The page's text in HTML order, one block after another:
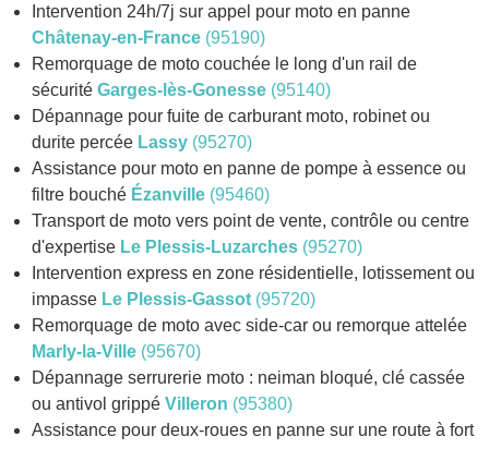
Intervention 24h/7j sur appel pour moto en panne
Châtenay-en-France (95190)
Remorquage de moto couchée le long d'un rail de
sécurité Garges-lès-Gonesse (95140)
Dépannage pour fuite de carburant moto, robinet ou
durite percée Lassy (95270)
Assistance pour moto en panne de pompe à essence ou
filtre bouché Ézanville (95460)
Transport de moto vers point de vente, contrôle ou centre
d'expertise Le Plessis-Luzarches (95270)
Intervention express en zone résidentielle, lotissement ou
impasse Le Plessis-Gassot (95720)
Remorquage de moto avec side-car ou remorque attelée
Marly-la-Ville (95670)
Dépannage serrurerie moto : neiman bloqué, clé cassée
ou antivol grippé Villeron (95380)
Assistance pour deux-roues en panne sur une route à fort